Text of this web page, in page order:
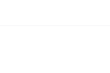
não foram